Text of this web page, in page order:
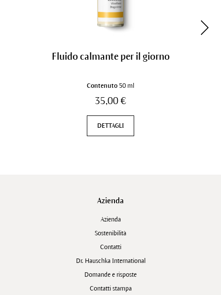
Fluido calmante per il giorno
Contenuto 50 ml
35,00 €
DETTAGLI
Azienda
Azienda
Sostenibilità
Contatti
Dr. Hauschka International
Domande e risposte
Contatti stampa